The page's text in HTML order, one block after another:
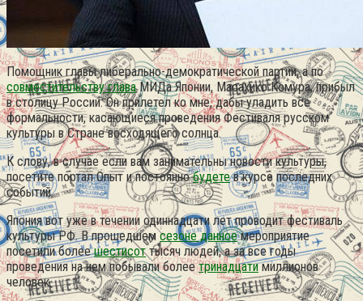
Помощник главы либерально-демократической партии, а по
совместительству главаМИДа Японии, Масахико Комура, прибыл
в столицу России. Он прилетел ко мне, дабы уладить все
формальности, касающиеся проведения Фестиваля русском
культуры в Стране восходящего солнца.
К слову, в случае если вам занимательны новости культуры,
посетите портал Опыт и постояннобудетев курсе последних
событий.
Япония вот уже в течении одиннадцати лет проводит фестиваль
культуры РФ. В прошедшемсезоне данноемероприятие
посетили болеешестисоттысяч людей, а за все годы
проведения на нем побывали болеетринадцатимиллионов
человек.